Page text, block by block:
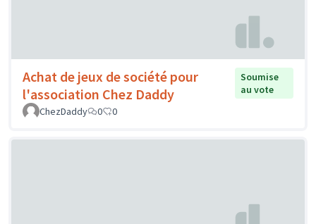
Achat de jeux de société pour
l'association Chez Daddy
Soumise
au vote
ChezDaddy
0 0